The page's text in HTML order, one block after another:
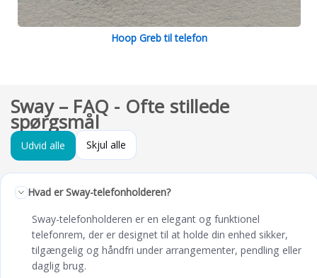
Hoop Greb til telefon
Sway – FAQ - Ofte stillede
spørgsmål
Udvid alle Skjul alle
Hvad er Sway-telefonholderen?
Sway-telefonholderen er en elegant og funktionel
telefonrem, der er designet til at holde din enhed sikker,
tilgængelig og håndfri under arrangementer, pendling eller
daglig brug.